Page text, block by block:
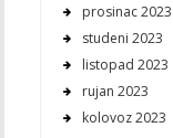
prosinac 2023
studeni 2023
listopad 2023
rujan 2023
kolovoz 2023